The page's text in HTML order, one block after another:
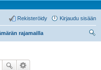
Kirjaudu sisään
Rekisteröidy
rajamailla